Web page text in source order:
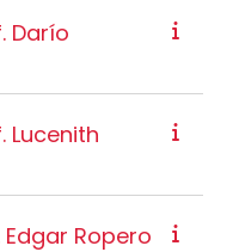
Darío
Lucenith
Ropero